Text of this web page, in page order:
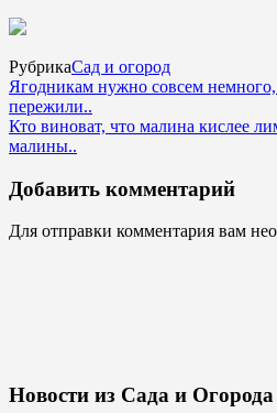
РубрикаСад и огород
Ягодникам нужно совсем
пережили..
Кто виноват, что малина кислее
малины..
Добавить комментарий
Для отправки комментария вам
Новости из Сада и Огорода